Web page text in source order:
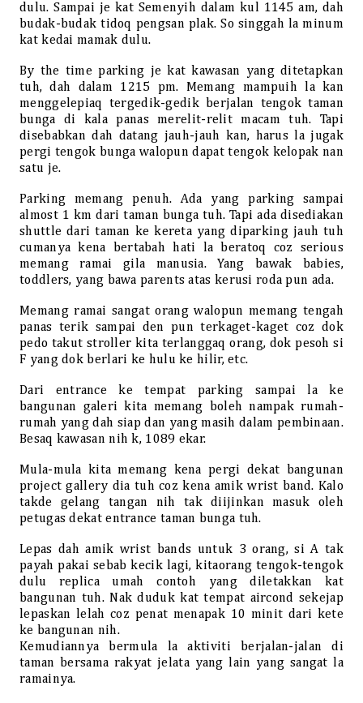
dulu. Sampai je kat Semenyih dalam kul 1145 am, dah
budak-budak tidoq pengsan plak. So singgah la minum
kat kedai mamak dulu.
By the time parking je kat kawasan yang ditetapkan
tuh, dah dalam 1215 pm. Memang mampuih la kan
menggelepiaq tergedik-gedik berjalan tengok taman
bunga di kala panas merelit-relit macam tuh. Tapi
disebabkan dah datang jauh-jauh kan, harus la jugak
pergi tengok bunga walopun dapat tengok kelopak nan
satu je.
Parking memang penuh. Ada yang parking sampai
almost 1 km dari taman bunga tuh. Tapi ada disediakan
shuttle dari taman ke kereta yang diparking jauh tuh
cumanya kena bertabah hati la beratoq coz serious
memang ramai gila manusia. Yang bawak babies,
toddlers, yang bawa parents atas kerusi roda pun ada.
Memang ramai sangat orang walopun memang tengah
panas terik sampai den pun terkaget-kaget coz dok
pedo takut stroller kita terlanggaq orang, dok pesoh si
F yang dok berlari ke hulu ke hilir, etc.
Dari entrance ke tempat parking sampai la ke
bangunan galeri kita memang boleh nampak rumah-
rumah yang dah siap dan yang masih dalam pembinaan.
Besaq kawasan nih k, 1089 ekar.
Mula-mula kita memang kena pergi dekat bangunan
project gallery dia tuh coz kena amik wrist band. Kalo
takde gelang tangan nih tak diijinkan masuk oleh
petugas dekat entrance taman bunga tuh.
Lepas dah amik wrist bands untuk 3 orang, si A tak
payah pakai sebab kecik lagi, kitaorang tengok-tengok
dulu replica umah contoh yang diletakkan kat
bangunan tuh. Nak duduk kat tempat aircond sekejap
lepaskan lelah coz penat menapak 10 minit dari kete
ke bangunan nih.
Kemudiannya bermula la aktiviti berjalan-jalan di
taman bersama rakyat jelata yang lain yang sangat la
ramainya.